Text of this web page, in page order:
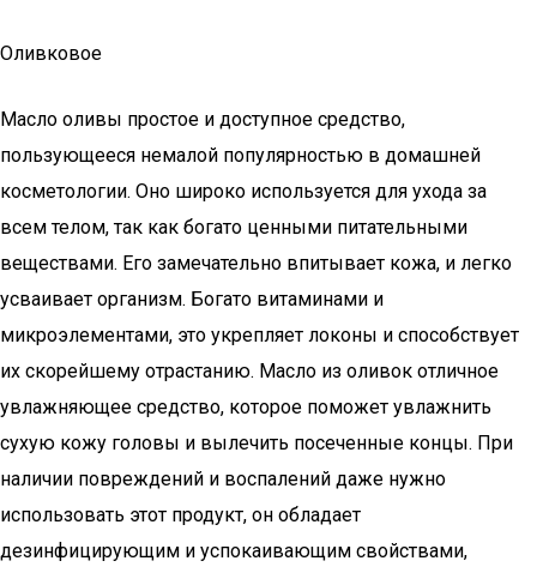
Оливковое
Масло оливы простое и доступное средство,
пользующееся немалой популярностью в домашней
косметологии. Оно широко используется для ухода за
всем телом, так как богато ценными питательными
веществами. Его замечательно впитывает кожа, и легко
усваивает организм. Богато витаминами и
микроэлементами, это укрепляет локоны и способствует
их скорейшему отрастанию. Масло из оливок отличное
увлажняющее средство, которое поможет увлажнить
сухую кожу головы и вылечить посеченные концы. При
наличии повреждений и воспалений даже нужно
использовать этот продукт, он обладает
дезинфицирующим и успокаивающим свойствами,